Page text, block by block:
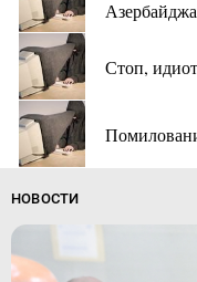
Стоп,
НОВОСТИ